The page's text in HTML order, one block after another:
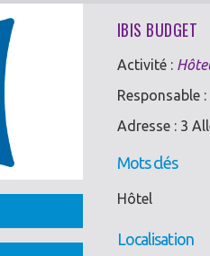
IBIS BUDGET
Activité : Hôtel
Responsable :
Adresse : 3
Mots clés
Hôtel
Localisation